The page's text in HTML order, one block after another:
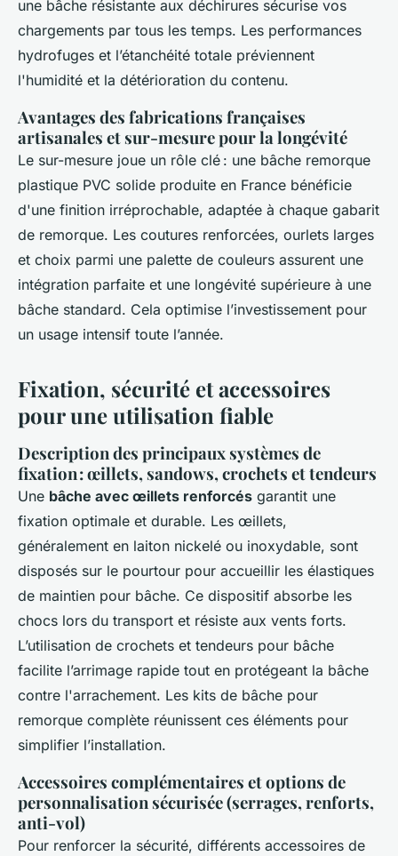
une bâche résistante aux déchirures sécurise vos
chargements par tous les temps. Les performances
hydrofuges et l’étanchéité totale préviennent
l'humidité et la détérioration du contenu.
Avantages des fabrications françaises
artisanales et sur-mesure pour la longévité
Le sur-mesure joue un rôle clé : une bâche remorque
plastique PVC solide produite en France bénéficie
d'une finition irréprochable, adaptée à chaque gabarit
de remorque. Les coutures renforcées, ourlets larges
et choix parmi une palette de couleurs assurent une
intégration parfaite et une longévité supérieure à une
bâche standard. Cela optimise l’investissement pour
un usage intensif toute l’année.
Fixation, sécurité et accessoires
pour une utilisation fiable
Description des principaux systèmes de
fixation : œillets, sandows, crochets et tendeurs
Une bâche avec œillets renforcés garantit une
fixation optimale et durable. Les œillets,
généralement en laiton nickelé ou inoxydable, sont
disposés sur le pourtour pour accueillir les élastiques
de maintien pour bâche. Ce dispositif absorbe les
chocs lors du transport et résiste aux vents forts.
L’utilisation de crochets et tendeurs pour bâche
facilite l’arrimage rapide tout en protégeant la bâche
contre l'arrachement. Les kits de bâche pour
remorque complète réunissent ces éléments pour
simplifier l’installation.
Accessoires complémentaires et options de
personnalisation sécurisée (serrages, renforts,
anti-vol)
Pour renforcer la sécurité, différents accessoires de